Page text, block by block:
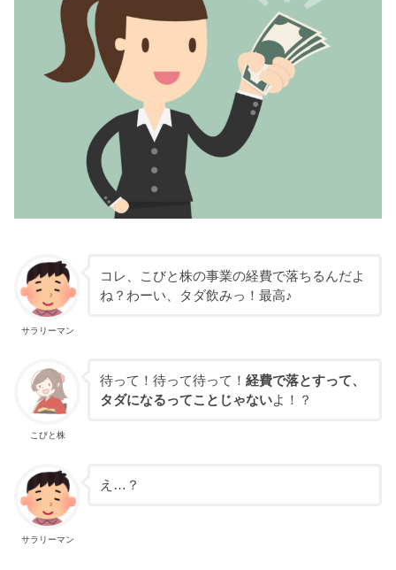
サラリーマン
コレ、こびと株の事業の経費で落ちるんだよ
ね？わーい、タダ飲みっ！最高♪
こびと株
待って！待って待って！ 経費で落とすって、
タダになるってことじゃないよ！？
サラリーマン
え…？